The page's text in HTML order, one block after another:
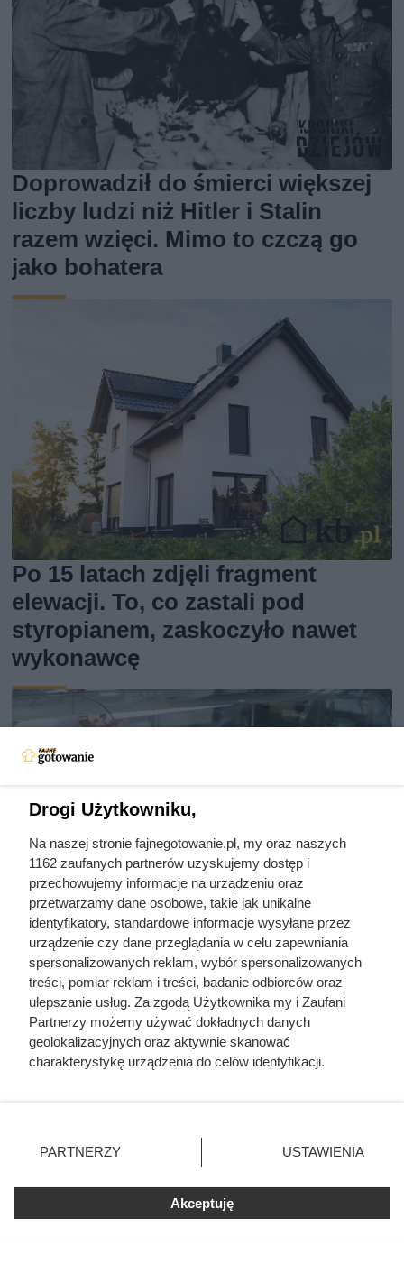
Doprowadził do śmierci większej
liczby ludzi niż Hitler i Stalin
razem wzięci. Mimo to czczą go
jako bohatera
Po 15 latach zdjęli fragment
elewacji. To, co zastali pod
styropianem, zaskoczyło nawet
wykonawcę
Dziennikarze ujawnili
pochodzenie mięsa z Dino. Klienci
zaskoczeni
Drogi Użytkowniku,
Na naszej stronie fajnegotowanie.pl, my oraz naszych
1162 zaufanych partnerów uzyskujemy dostęp i
przechowujemy informacje na urządzeniu oraz
przetwarzamy dane osobowe, takie jak unikalne
identyfikatory, standardowe informacje wysyłane przez
urządzenie czy dane przeglądania w celu zapewniania
spersonalizowanych reklam, wybór spersonalizowanych
treści, pomiar reklam i treści, badanie odbiorców oraz
ulepszanie usług. Za zgodą Użytkownika my i Zaufani
Partnerzy możemy używać dokładnych danych
geolokalizacyjnych oraz aktywnie skanować
charakterystykę urządzenia do celów identyfikacji.
zmienić/wycofać klikając przycisk ustawień prywatności
znajdujący się w lewym dolnym rogu strony
rodzaje przetwarzania danych nie wymagają zgody
użytkownika, ale masz prawo sprzeciwić się takiemu
przetwarzaniu. Preferencje będą miały zastosowania tylko
PARTNERZY USTAWIENIA
Akceptuję